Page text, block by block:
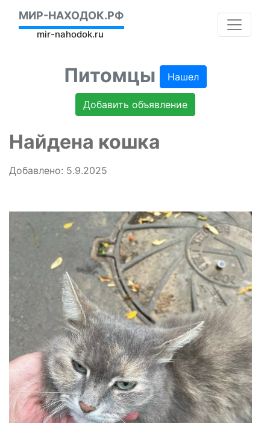
МИР-НАХОДОК.РФ
mir-nahodok.ru
Питомцы Нашел
Добавить объявление
Найдена кошка
Добавлено: 5.9.2025